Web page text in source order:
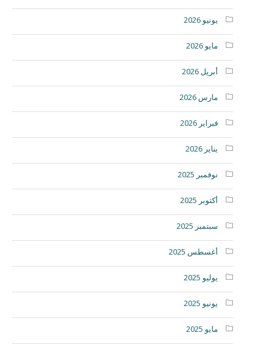
يونيو 2026
مايو 2026
أبريل 2026
مارس 2026
فبراير 2026
يناير 2026
نوفمبر 2025
أكتوبر 2025
سبتمبر 2025
أغسطس 2025
يوليو 2025
يونيو 2025
مايو 2025